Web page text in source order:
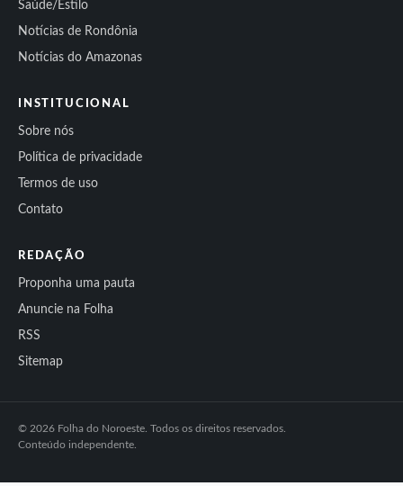
Saúde/Estilo
Notícias de Rondônia
Notícias do Amazonas
INSTITUCIONAL
Sobre nós
Política de privacidade
Termos de uso
Contato
REDAÇÃO
Proponha uma pauta
Anuncie na Folha
RSS
Sitemap
© 2026 Folha do Noroeste. Todos os direitos reservados.
Conteúdo independente.